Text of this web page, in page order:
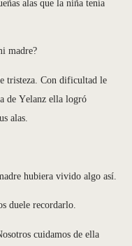
alas que la niña tenía
madre?
tristeza. Con dificultad le
de Yelanz ella logró
alas.
hubiera vivido algo así.
duele recordarlo.
cuidamos de ella